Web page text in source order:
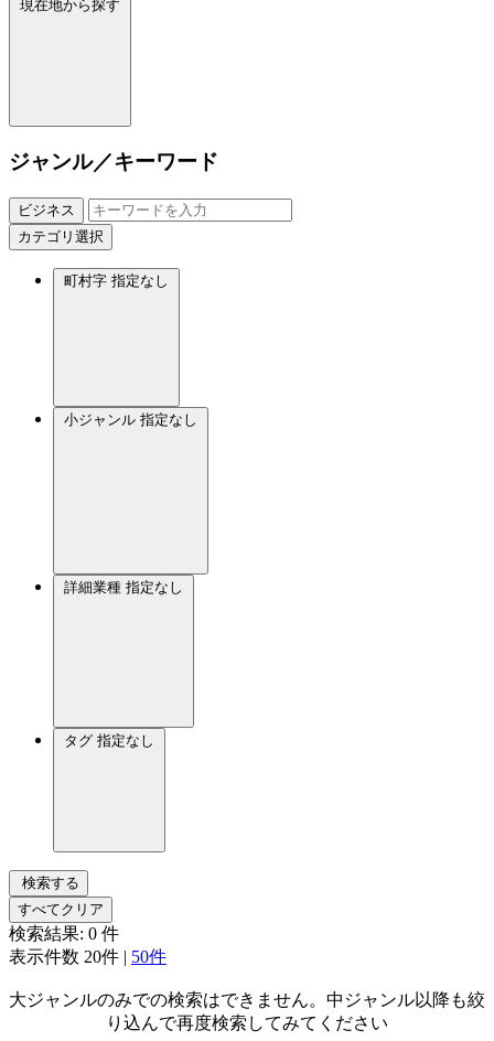
現在地から探す
ジャンル／キーワード
ビジネス
カテゴリ選択
町村字 指定なし
小ジャンル 指定なし
詳細業種 指定なし
タグ 指定なし
検索する
すべてクリア
検索結果: 0 件
表示件数 20件 | 50件
大ジャンルのみでの検索はできません。中ジャンル以降も絞
り込んで再度検索してみてください